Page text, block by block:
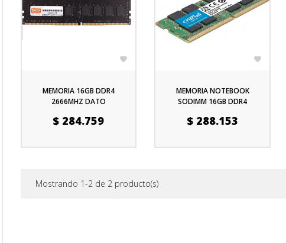

MEMORIA 16GB DDR4
2666MHZ DATO
Precio
$ 284.759

MEMORIA NOTEBOOK
SODIMM 16GB DDR4
Precio
$ 288.153
Mostrando 1-2 de 2 producto(s)